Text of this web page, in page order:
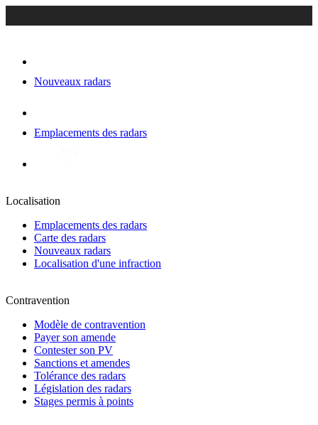
Nouveaux radars
Emplacements des radars
Localisation
Emplacements des radars
Carte des radars
Nouveaux radars
Localisation d'une infraction
Contravention
Modèle de contravention
Payer son amende
Contester son PV
Sanctions et amendes
Tolérance des radars
Législation des radars
Stages permis à points